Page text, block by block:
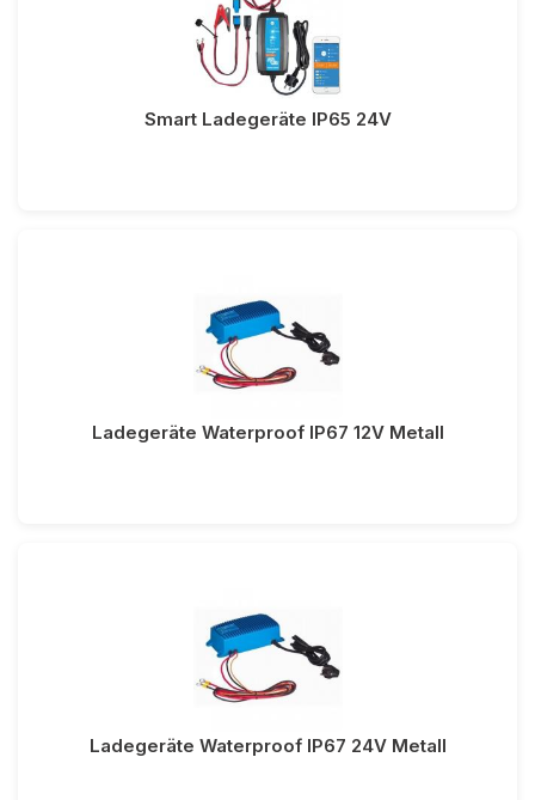
Smart Ladegeräte IP65 24V
Ladegeräte Waterproof IP67 12V Metall
Ladegeräte Waterproof IP67 24V Metall